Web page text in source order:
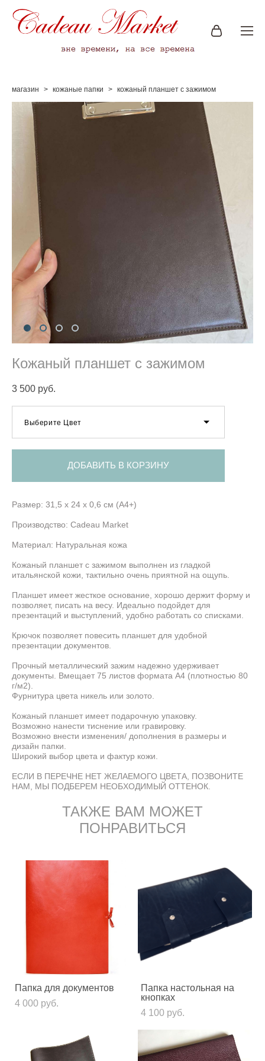
магазин > кожаные папки > кожаный планшет с зажимом
Кожаный планшет с зажимом
3 500 pуб.
Выберите Цвет
ДОБАВИТЬ В КОРЗИНУ
Размер: 31,5 x 24 x 0,6 см (А4+)
Производство: Cadeau Market
Материал: Натуральная кожа
Кожаный планшет с зажимом выполнен из гладкой
итальянской кожи, тактильно очень приятной на ощупь.
Планшет имеет жесткое основание, хорошо держит форму и
позволяет, писать на весу. Идеально подойдет для
презентаций и выступлений, удобно работать со списками.
Крючок позволяет повесить планшет для удобной
презентации документов.
Прочный металлический зажим надежно удерживает
документы. Вмещает 75 листов формата А4 (плотностью 80
г/м2).
Фурнитура цвета никель или золото.
Кожаный планшет имеет подарочную упаковку.
Возможно нанести тиснение или гравировку.
Возможно внести изменения/ дополнения в размеры и
дизайн папки.
Широкий выбор цвета и фактур кожи.
ЕСЛИ В ПЕРЕЧНЕ НЕТ ЖЕЛАЕМОГО ЦВЕТА, ПОЗВОНИТЕ
НАМ, МЫ ПОДБЕРЕМ НЕОБХОДИМЫЙ ОТТЕНОК.
ТАКЖЕ ВАМ МОЖЕТ
ПОНРАВИТЬСЯ
Папка для документов
4 000 pуб.
Папка настольная на
кнопках
4 100 pуб.